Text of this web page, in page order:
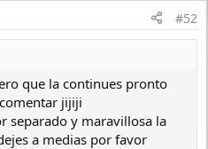
#52
que la continues pronto
jijiji
separado y maravillosa la
a medias por favor